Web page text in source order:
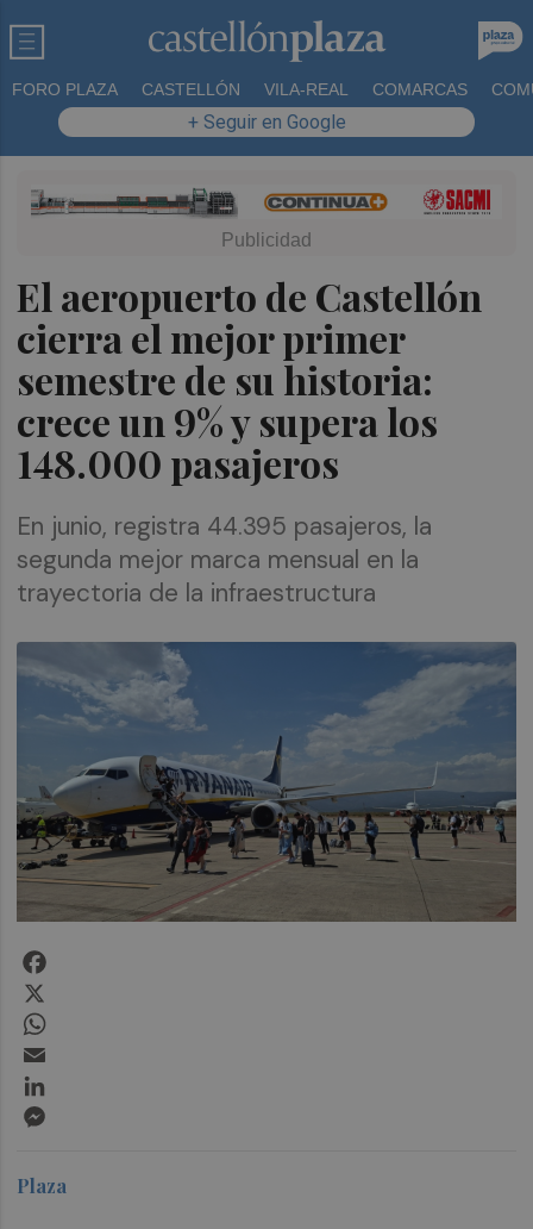
FORO PLAZA CASTELLÓN VILA-REAL COMARCAS
+ Seguir en Google
El aeropuerto de Castellón
cierra el mejor primer
semestre de su historia:
crece un 9% y supera los
148.000 pasajeros
En junio, registra 44.395 pasajeros, la
segunda mejor marca mensual en la
trayectoria de la infraestructura
Plaza